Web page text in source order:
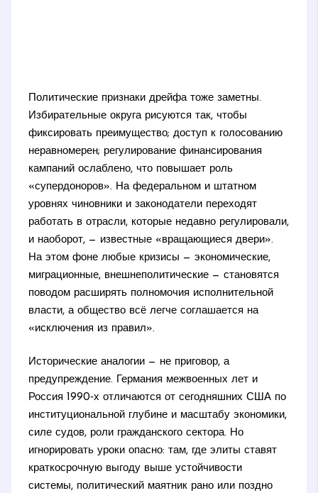
Политические признаки дрейфа тоже заметны.
Избирательные округа рисуются так, чтобы
фиксировать преимущество; доступ к голосованию
неравномерен; регулирование финансирования
кампаний ослаблено, что повышает роль
«супердоноров». На федеральном и штатном
уровнях чиновники и законодатели переходят
работать в отрасли, которые недавно регулировали,
и наоборот, — известные «вращающиеся двери».
На этом фоне любые кризисы — экономические,
миграционные, внешнеполитические — становятся
поводом расширять полномочия исполнительной
власти, а общество всё легче соглашается на
«исключения из правил».
Исторические аналогии — не приговор, а
предупреждение. Германия межвоенных лет и
Россия 1990‑х отличаются от сегодняшних США по
институциональной глубине и масштабу экономики,
силе судов, роли гражданского сектора. Но
игнорировать уроки опасно: там, где элиты ставят
краткосрочную выгоду выше устойчивости
системы, политический маятник рано или поздно